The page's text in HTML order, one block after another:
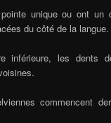
unique ou ont un
du côté de la langue.
inférieure, les dents
commencent